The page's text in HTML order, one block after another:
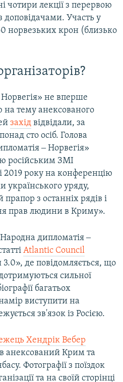
чотири лекції з перервою
доповідачами. Участь у
норвезьких крон (близько
не вперше
тему анексованого
захід відвідали, за
сто осіб. Голова
‒ Норвегія»
російським ЗМІ
2019 року на конференцію
уряду,
з останніх рядів і
прав людини в Криму».
дипломатія ‒
Atlantic Council
3.0», де повідомляється, що
сильної
багатьох
виступити на
зв'язок із Росією.
Хендрік Вебер
анексований Крим та
Фотографії з поїздок
та на своїй сторінці